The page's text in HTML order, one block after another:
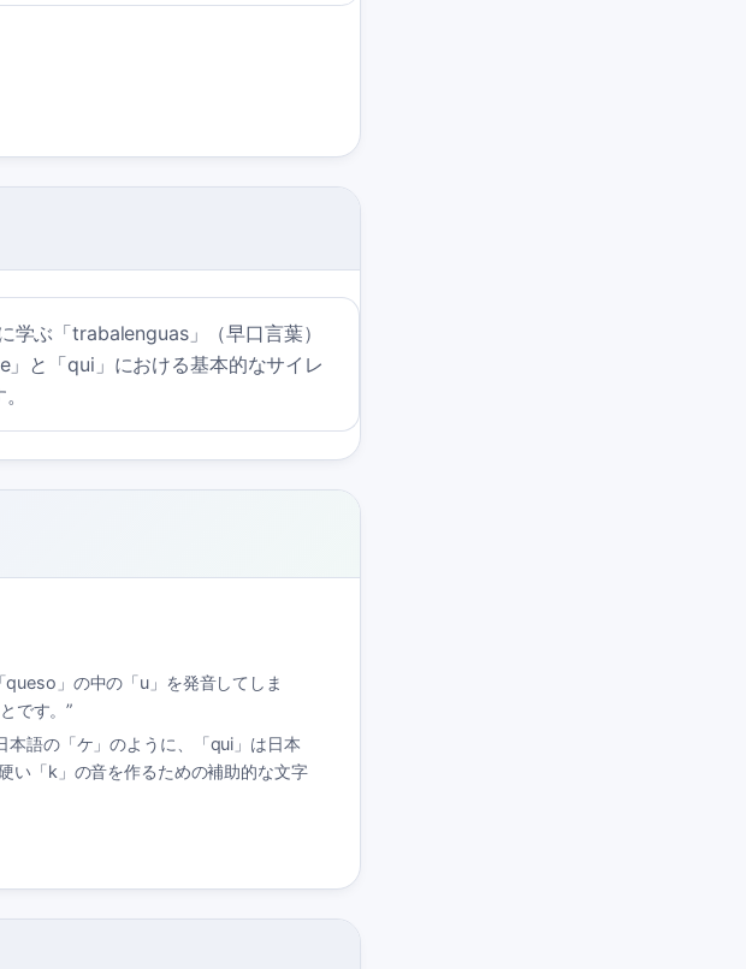
学ぶ「trabalenguas」（早口言葉）
と「qui」における基本的なサイレ
」の中の「u」を発音してしま
です。”
本語の「ケ」のように、「qui」は日本
い「k」の音を作るための補助的な文字